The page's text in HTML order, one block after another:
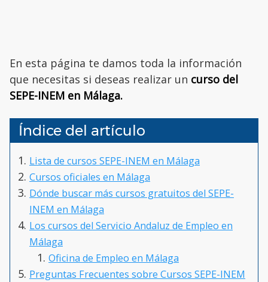
En esta página te damos toda la información
que necesitas si deseas realizar un curso del
SEPE-INEM en Málaga.
Índice del artículo
Lista de cursos SEPE-INEM en Málaga
Cursos oficiales en Málaga
Dónde buscar más cursos gratuitos del SEPE-
INEM en Málaga
Los cursos del Servicio Andaluz de Empleo en
Málaga
Oficina de Empleo en Málaga
Preguntas Frecuentes sobre Cursos SEPE-INEM